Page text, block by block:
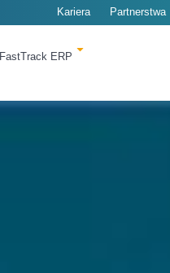
Kariera Partnerstwa
FastTrack ERP